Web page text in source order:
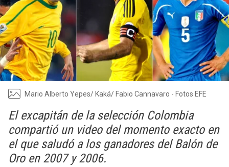
Mario Alberto Yepes/ Kaká/ Fabio Cannavaro - Fotos EFE
El excapitán de la selección Colombia
compartió un video del momento exacto en
el que saludó a los ganadores del Balón de
Oro en 2007 y 2006.